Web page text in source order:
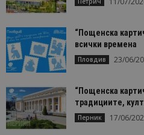
“Пощенска
всички времена
Пловдив 23/06/
“Пощенска
традициите,
Перник 17/06/